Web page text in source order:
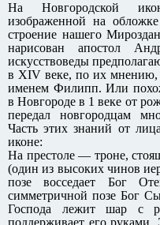
На Новгородской
изображенной на
строение нашего
нарисован апостол
искусствоведы
в XIV веке, по их мнению,
именем Филипп. Или
в Новгороде в 1 веке от
передал новгородцам
Часть этих знаний от
иконе:
На престоле — троне,
(один из высоких чинов
позе восседает Бог
симметричной позе Бог
Господа лежит шар с
поддерживает его